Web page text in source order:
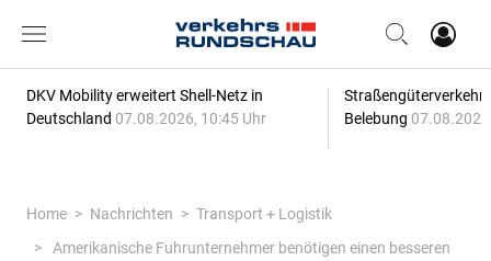
DKV Mobility erweitert Shell-Netz in
Deutschland 07.08.2026, 10:45 Uhr
Straßengüterverkehr
Belebung
Home Nachrichten
Transport + Logistik
Amerikanische Fuhrunternehmer benötigen einen besseren